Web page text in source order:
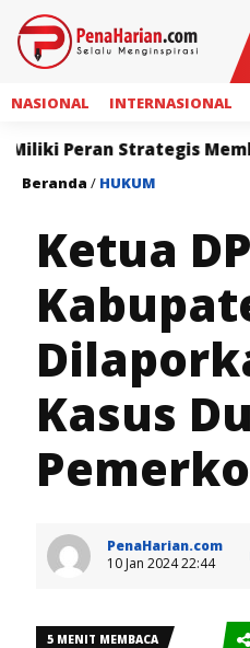
NASIONAL INTERNASIONAL
Membangun
Beranda / HUKUM
Ketua
Kasus
PenaHarian.com
10 Jan 2024 22:44
5 MENIT MEMBACA